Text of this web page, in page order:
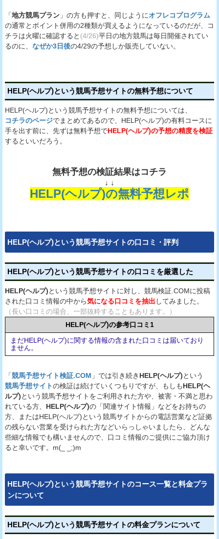
「地方競馬プラン 」の方も押すと、同じようにオフレコプログラム
の通常とポイント併用の2種類が買えるようになっているのだが、コ
チラは火曜に確認すると (4/26)平日の地方競馬は毎日開催されてい
るのに、 なぜか3日後の4/29の予想しか販売していない。
HELP(ヘルプ)という競馬予想サイトの無料予想について
HELP(ヘルプ)という競馬予想サイトの無料予想については、
コチラのページでまとめてあるので、HELP(ヘルプ)の有料コースに
手を出す前に、先ずは無料予想でHELP(ヘルプ)の予想の精度を検証
するといいだろう。
無料予想の検証結果はコチラ
↓ ↓
HELP(ヘルプ)の無料予想レポ
HELP(ヘルプ)という競馬予想サイトの口コミ・評判
HELP(ヘルプ)という競馬予想サイトの口コミを厳選した
HELP(ヘルプ)という競馬予想サイトに対し、競馬検証.COMに投稿
された口コミ情報の中から気になる口コミを抽出 してみました。
（長い口コミの場合、一部抜粋することもあります。）
HELP(ヘルプ)の参考口コミ1
まだHELP(ヘルプ)に関する情報の含まれた口コミは届いており
ません。
「競馬予想サイト検証.COM 」では引き続き HELP(ヘルプ)という
競馬予想サイトの検証は続けていくつもりですが、もしもHELP(ヘ
ルプ)という競馬予想サイトをご利用された方や、被害・不満と思わ
れている方、 HELP(ヘルプ)の「関連サイト情報」などをお持ちの
方、またはHELP(ヘルプ)という競馬サイトからの電話営業など証拠
の残らない営業を受けられた方などいらっしゃいましたら、どんな
些細な情報でも構いませんので、口コミ情報のご提供にご協力頂け
ると幸いです。m(_ _;)m
HELP(ヘルプ)という競馬予想サイトのコース一覧と料金プラ
ンについて
HELP(ヘルプ)という競馬予想サイトの料金プランについて